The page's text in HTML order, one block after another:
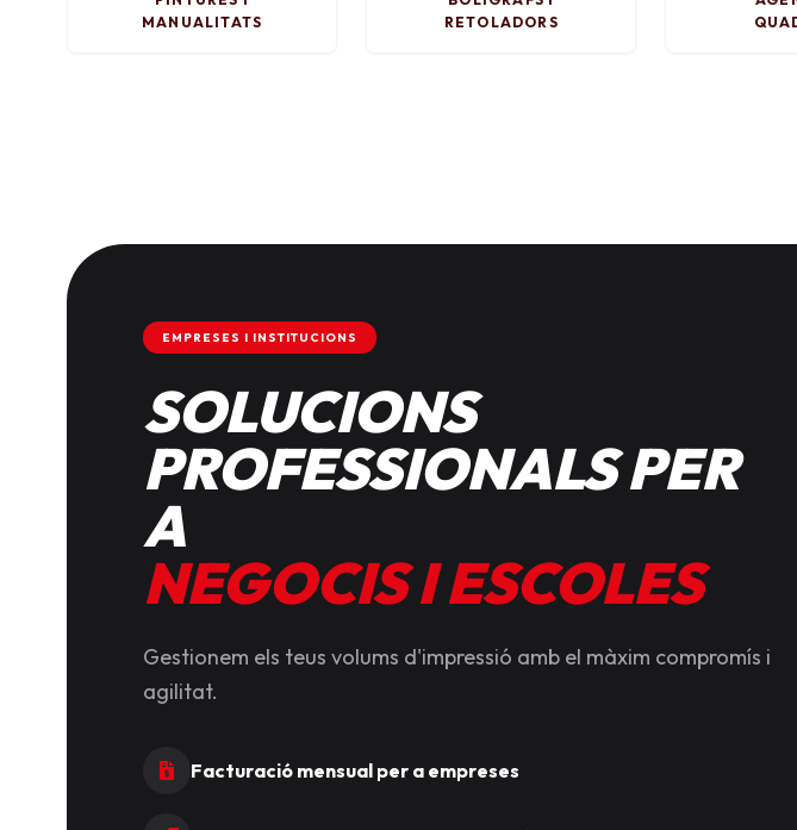
MANUALITATS
RETOLADORS
EMPRESES I INSTITUCIONS
SOLUCIONS
PROFESSIONALS PER
A
NEGOCIS I ESCOLES
Gestionem els teus volums d'impressió amb el màxim compromís i
agilitat.
Facturació mensual per a empreses